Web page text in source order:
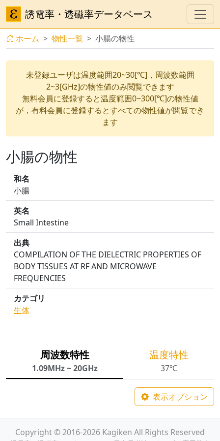
誘電率・透磁率データベース
ホーム 物性一覧 小腸の物性
未登録ユーザは温度範囲20~30[℃]，周波数範囲
2~3[GHz]の物性値のみ閲覧できます
無料会員に登録すると温度範囲0~300[℃]の物性値
が，有料会員に登録するとすべての物性値が閲覧でき
ます
小腸の物性
和名
小腸
英名
Small Intestine
出典
COMPILATION OF THE DIELECTRIC PROPERTIES OF
BODY TISSUES AT RF AND MICROWAVE
FREQUENCIES
カテゴリ
生体
周波数特性
1.09MHz ~ 20GHz
温度特性
37℃
表示オプション
Copyright © 2016-2026 Kagiken All Rights Reserved